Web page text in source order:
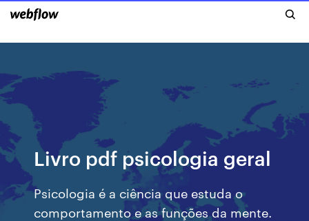
Livro pdf psicologia geral
Psicologia é a ciência que estuda o
comportamento e as funções da mente.